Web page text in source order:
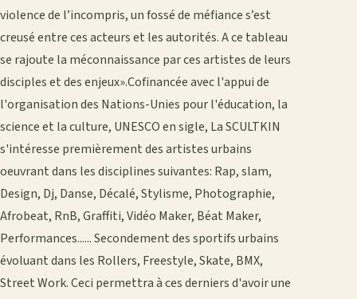
violence de l’incompris, un fossé de méfiance s’est
creusé entre ces acteurs et les autorités. A ce tableau
se rajoute la méconnaissance par ces artistes de leurs
disciples et des enjeux».Cofinancée avec l'appui de
l'organisation des Nations-Unies pour l'éducation, la
science et la culture, UNESCO en sigle, La SCULTKIN
s'intéresse premièrement des artistes urbains
oeuvrant dans les disciplines suivantes: Rap, slam,
Design, Dj, Danse, Décalé, Stylisme, Photographie,
Afrobeat, RnB, Graffiti, Vidéo Maker, Béat Maker,
Performances...... Secondement des sportifs urbains
évoluant dans les Rollers, Freestyle, Skate, BMX,
Street Work. Ceci permettra à ces derniers d'avoir une